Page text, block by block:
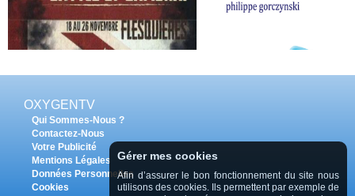
OXYGENTV
Qui Sommes-Nous ?
Contactez-Nous
Votre Publicité
Mentions Légales
Données Personnelles
Cookies
Gérer mes cookies
Afin d’assurer le bon fonctionnement du site nous
utilisons des cookies. Ils permettent par exemple de